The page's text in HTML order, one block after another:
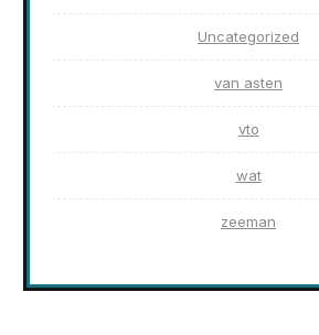
Uncategorized
van asten
vto
wat
zeeman